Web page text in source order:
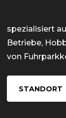
spezialisiert
Betriebe,
von
STANDORT